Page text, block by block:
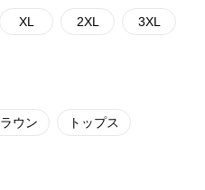
XL 2XL 3XL
ウン トップス